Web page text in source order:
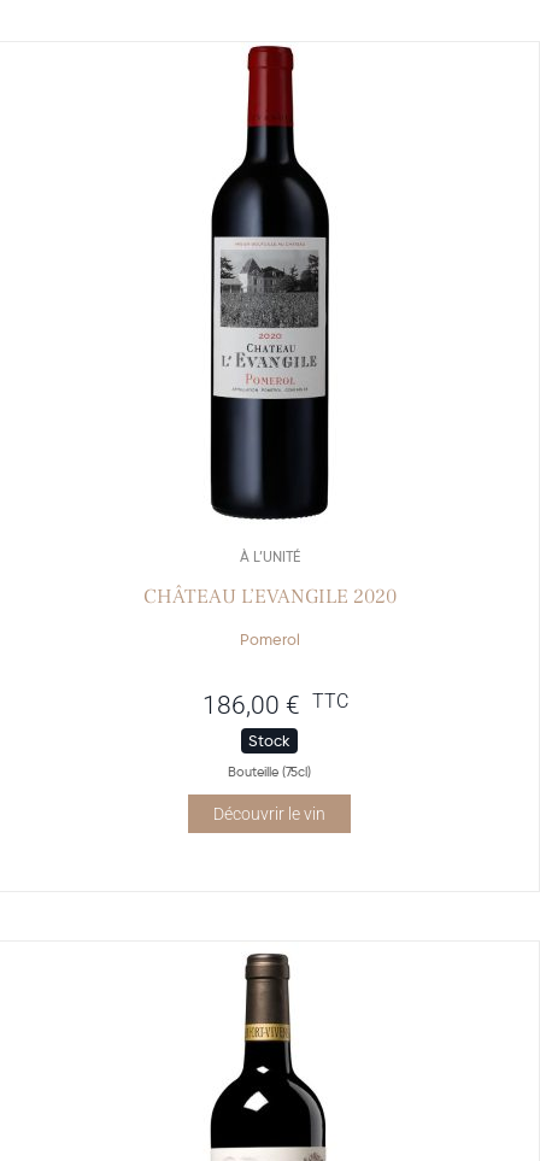
À L’UNITÉ
CHÂTEAU L’EVANGILE 2020
Pomerol
186,00 € TTC
Stock
Bouteille (75cl)
Découvrir le vin